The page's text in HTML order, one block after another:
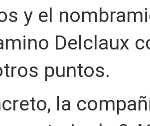
y el
Delclaux
puntos.
la